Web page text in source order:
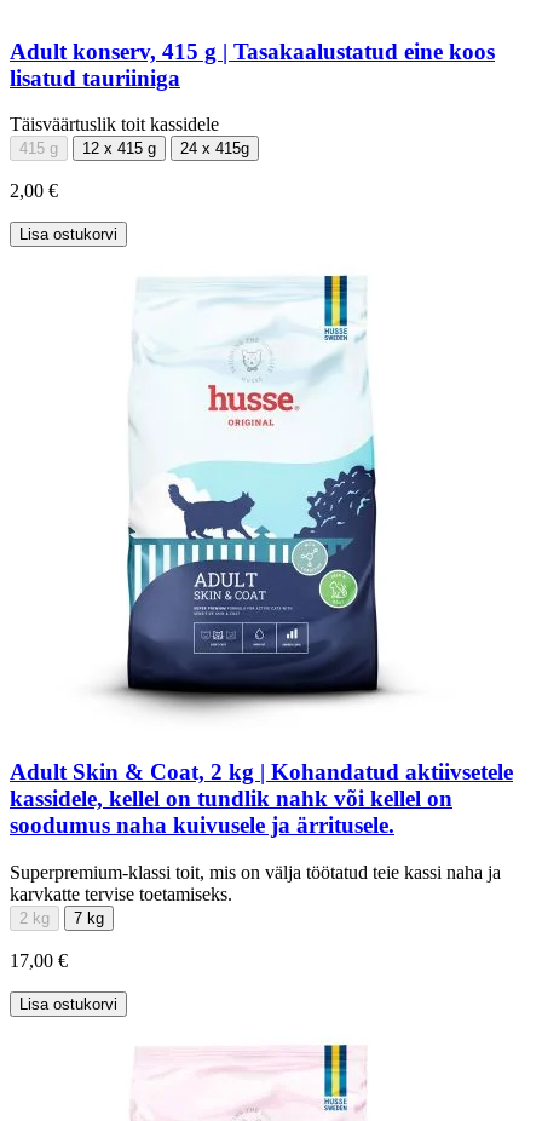
Adult konserv, 415 g | Tasakaalustatud eine koos
lisatud tauriiniga
Täisväärtuslik toit kassidele
415 g 12 x 415 g 24 x 415g
2,00 €
Lisa ostukorvi
Adult Skin & Coat, 2 kg | Kohandatud aktiivsetele
kassidele, kellel on tundlik nahk või kellel on
soodumus naha kuivusele ja ärritusele.
Superpremium-klassi toit, mis on välja töötatud teie kassi naha ja
karvkatte tervise toetamiseks.
2 kg 7 kg
17,00 €
Lisa ostukorvi